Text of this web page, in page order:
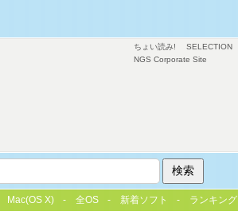
ちょい読み! SELECTION
NGS Corporate Site
Mac(OS X) 全OS 新着ソフト ランキング